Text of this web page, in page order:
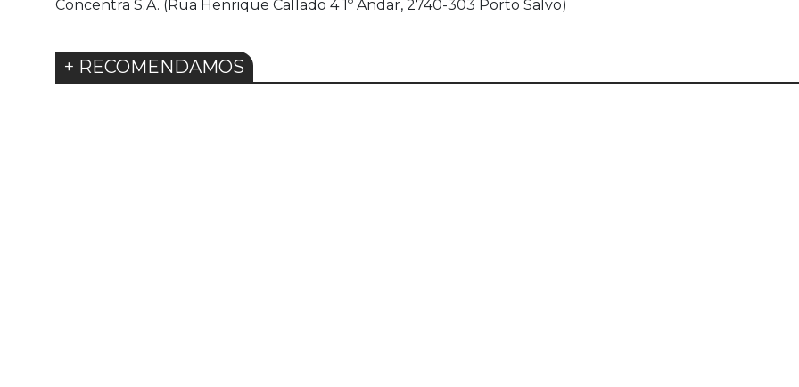
Concentra S.A. (Rua Henrique Callado 4 1º Andar, 2740-303 Porto Salvo)
+ RECOMENDAMOS